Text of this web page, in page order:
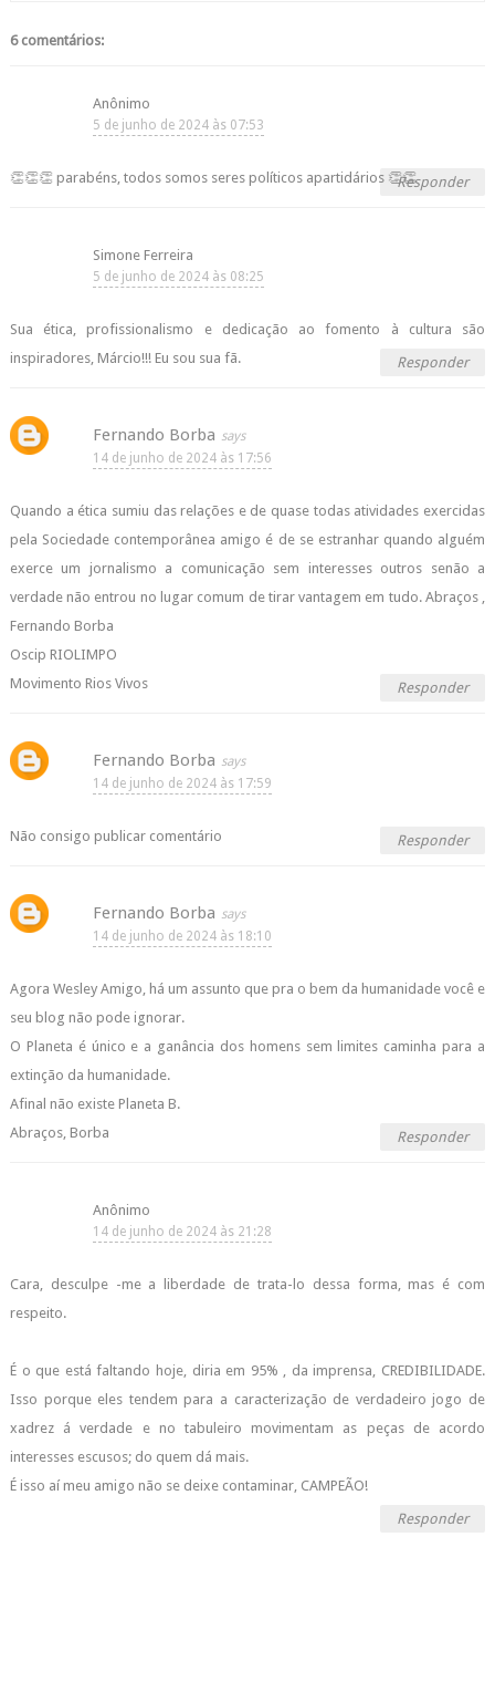
6 comentários:
Anônimo
5 de junho de 2024 às 07:53
👏👏👏 parabéns, todos somos seres políticos apartidários 👏👏Responder
Simone Ferreira
5 de junho de 2024 às 08:25
Sua ética, profissionalismo e dedicação ao fomento à cultura são
inspiradores, Márcio!!! Eu sou sua fã.
Responder
Fernando Borba
14 de junho de 2024 às 17:56
Quando a ética sumiu das relações e de quase todas atividades exercidas
pela Sociedade contemporânea amigo é de se estranhar quando alguém
exerce um jornalismo a comunicação sem interesses outros senão a
verdade não entrou no lugar comum de tirar vantagem em tudo. Abraços ,
Fernando Borba
Oscip RIOLIMPO
Movimento Rios Vivos
Responder
Fernando Borba
14 de junho de 2024 às 17:59
Não consigo publicar comentário Responder
Fernando Borba
14 de junho de 2024 às 18:10
Agora Wesley Amigo, há um assunto que pra o bem da humanidade você e
seu blog não pode ignorar.
O Planeta é único e a ganância dos homens sem limites caminha para a
extinção da humanidade.
Afinal não existe Planeta B.
Abraços, Borba
Responder
Anônimo
14 de junho de 2024 às 21:28
Cara, desculpe -me a liberdade de trata-lo dessa forma, mas é com
respeito.
É o que está faltando hoje, diria em 95% , da imprensa, CREDIBILIDADE.
Isso porque eles tendem para a caracterização de verdadeiro jogo de
xadrez á verdade e no tabuleiro movimentam as peças de acordo
interesses escusos; do quem dá mais.
É isso aí meu amigo não se deixe contaminar, CAMPEÃO!
Responder